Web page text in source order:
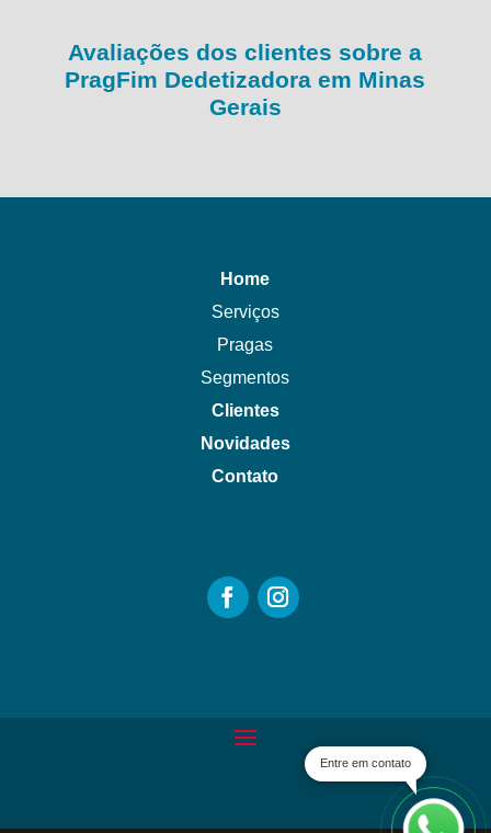
Avaliações dos clientes sobre a
PragFim Dedetizadora em Minas
Gerais
Home
Serviços
Pragas
Segmentos
Clientes
Novidades
Contato
Entre em contato